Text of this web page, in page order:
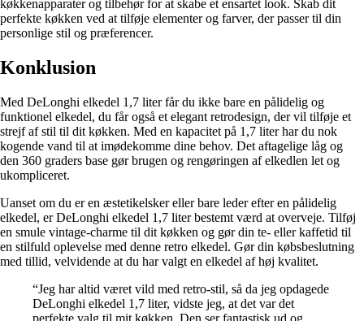
køkkenapparater og tilbehør for at skabe et ensartet look. Skab dit
perfekte køkken ved at tilføje elementer og farver, der passer til din
personlige stil og præferencer.
Konklusion
Med DeLonghi elkedel 1,7 liter får du ikke bare en pålidelig og
funktionel elkedel, du får også et elegant retrodesign, der vil tilføje et
strejf af stil til dit køkken. Med en kapacitet på 1,7 liter har du nok
kogende vand til at imødekomme dine behov. Det aftagelige låg og
den 360 graders base gør brugen og rengøringen af elkedlen let og
ukompliceret.
Uanset om du er en æstetikelsker eller bare leder efter en pålidelig
elkedel, er DeLonghi elkedel 1,7 liter bestemt værd at overveje. Tilføj
en smule vintage-charme til dit køkken og gør din te- eller kaffetid til
en stilfuld oplevelse med denne retro elkedel. Gør din købsbeslutning
med tillid, velvidende at du har valgt en elkedel af høj kvalitet.
“Jeg har altid været vild med retro-stil, så da jeg opdagede
DeLonghi elkedel 1,7 liter, vidste jeg, at det var det